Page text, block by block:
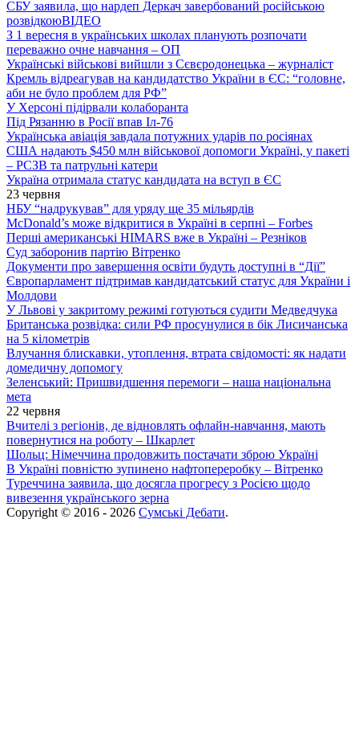
СБУ заявила, що нардеп Деркач завербований російською
розвідкоюВІДЕО
З 1 вересня в українських школах планують розпочати
переважно очне навчання – ОП
Українські військові вийшли з Сєвєродонецька – журналіст
Кремль відреагував на кандидатство України в ЄС: “головне,
аби не було проблем для РФ”
У Херсоні підірвали колаборанта
Під Рязанню в Росії впав Іл-76
Українська авіація завдала потужних ударів по росіянах
США надають $450 млн військової допомоги Україні, у пакеті
– РСЗВ та патрульні катери
Україна отримала статус кандидата на вступ в ЄС
23 червня
НБУ “надрукував” для уряду ще 35 мільярдів
McDonald’s може відкритися в Україні в серпні – Forbes
Перші американські HIMARS вже в Україні – Резніков
Суд заборонив партію Вітренко
Документи про завершення освіти будуть доступні в “Дії”
Європарламент підтримав кандидатський статус для України і
Молдови
У Львові у закритому режимі готуються судити Медведчука
Британська розвідка: сили РФ просунулися в бік Лисичанська
на 5 кілометрів
Влучання блискавки, утоплення, втрата свідомості: як надати
домедичну допомогу
Зеленський: Пришвидшення перемоги – наша національна
мета
22 червня
Вчителі з регіонів, де відновлять офлайн-навчання, мають
повернутися на роботу – Шкарлет
Шольц: Німеччина продовжить постачати зброю Україні
В Україні повністю зупинено нафтопереробку – Вітренко
Туреччина заявила, що досягла прогресу з Росією щодо
вивезення українського зерна
Copyright © 2016 - 2026 Сумські Дебати.